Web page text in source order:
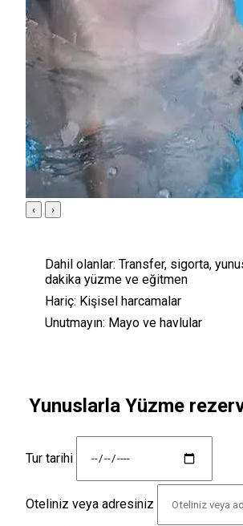
‹ ›
Dahil olanlar: Transfer, sigorta,
dakika yüzme ve eğitmen
Hariç: Kişisel harcamalar
Unutmayın: Mayo ve havlular
Yunuslarla Yüzme
Tur tarihi
Oteliniz veya adresiniz